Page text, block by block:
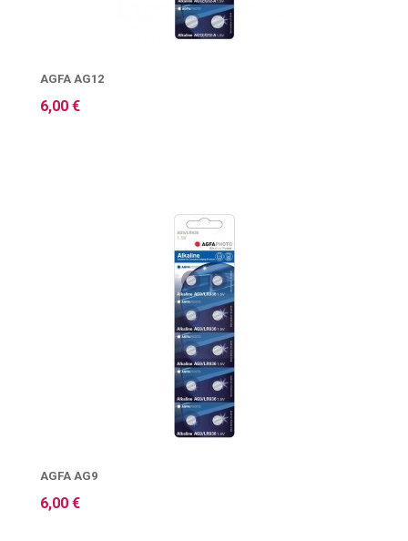
AGFA AG12
6,00 €
AGFA AG9
6,00 €